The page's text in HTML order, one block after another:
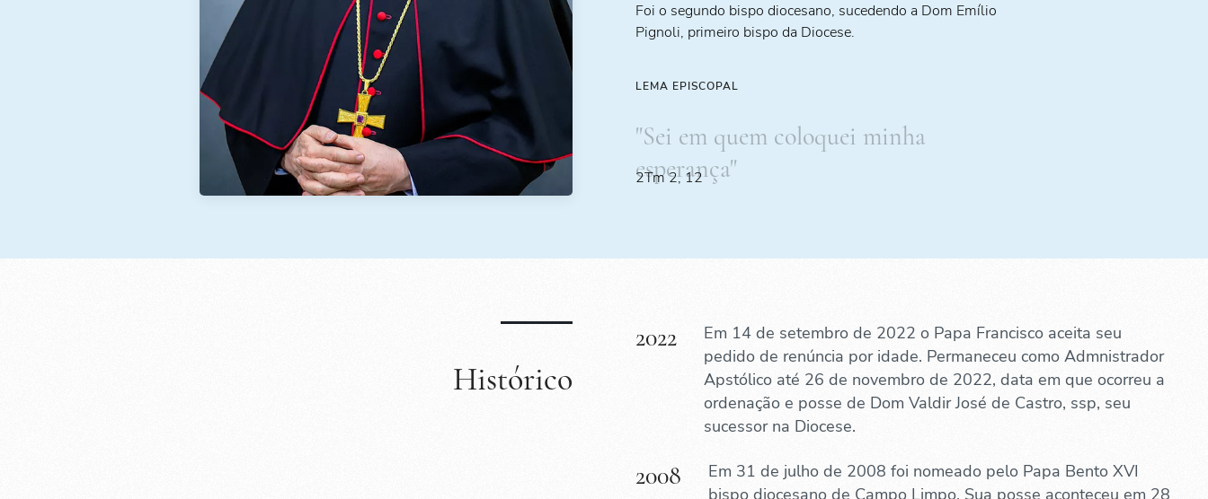
Foi o segundo bispo diocesano, sucedendo a Dom Emílio
Pignoli, primeiro bispo da Diocese.
LEMA EPISCOPAL
"Sei em quem coloquei minha
esperança"
2Tm 2, 12
Histórico
2022
Em 14 de setembro de 2022 o Papa Francisco aceita seu
pedido de renúncia por idade. Permaneceu como Admnistrador
Apstólico até 26 de novembro de 2022, data em que ocorreu a
ordenação e posse de Dom Valdir José de Castro, ssp, seu
sucessor na Diocese.
2008
Em 31 de julho de 2008 foi nomeado pelo Papa Bento XVI
bispo diocesano de Campo Limpo. Sua posse aconteceu em 28